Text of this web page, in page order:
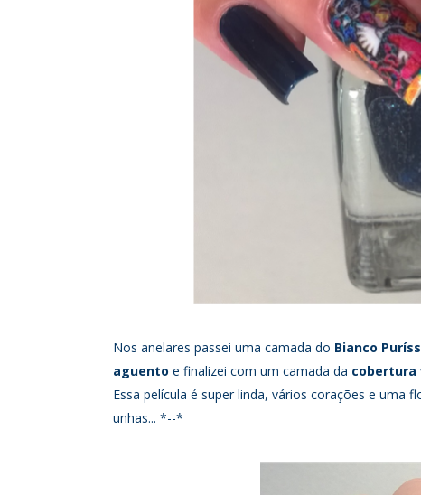
Nos anelares passei uma camada do Bianco
aguento e finalizei com um camada da cobertura
Essa película é super linda, vários corações e
unhas... *--*